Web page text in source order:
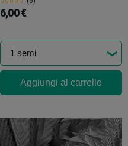
6,00 €
Aggiungi al carrello